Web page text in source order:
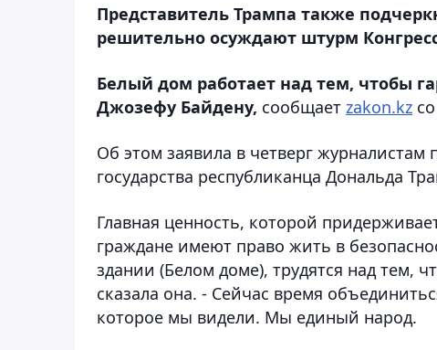
Представитель Трампа также
решительно осуждают штурм
Белый дом работает над тем, чтобы
Джозефу Байдену, сообщает zakon.kz
Об этом заявила в четверг журналистам
государства республиканца Дональда
Главная ценность, которой
граждане имеют право жить в
здании (Белом доме), трудятся над тем,
сказала она. - Сейчас время
которое мы видели. Мы единый народ.